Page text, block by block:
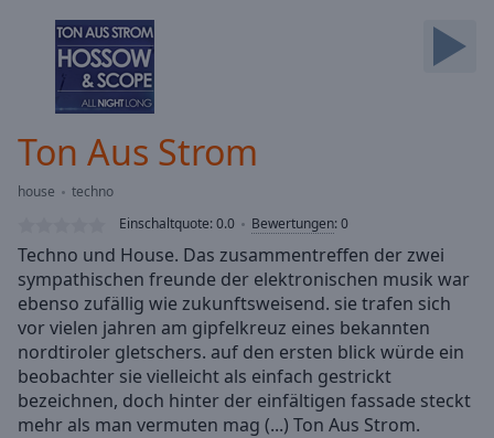
Forward
Current
Loaded :
Stream
TypeLIVE
Seek to
currently
behind
live
LIVE
Remaining
Time-
Ton Aus Strom
house
techno
Einschaltquote:0.0 Bewertungen:0
Techno und House. Das zusammentreffen der zwei
sympathischen freunde der elektronischen musik war
ebenso zufällig wie zukunftsweisend. sie trafen sich
vor vielen jahren am gipfelkreuz eines bekannten
nordtiroler gletschers. auf den ersten blick würde ein
beobachter sie vielleicht als einfach gestrickt
bezeichnen, doch hinter der einfältigen fassade steckt
mehr als man vermuten mag (...) Ton Aus Strom.